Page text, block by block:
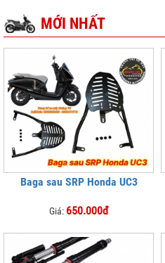
MỚI NHẤT
Baga sau SRP Honda UC3
Giá: 650.000đ